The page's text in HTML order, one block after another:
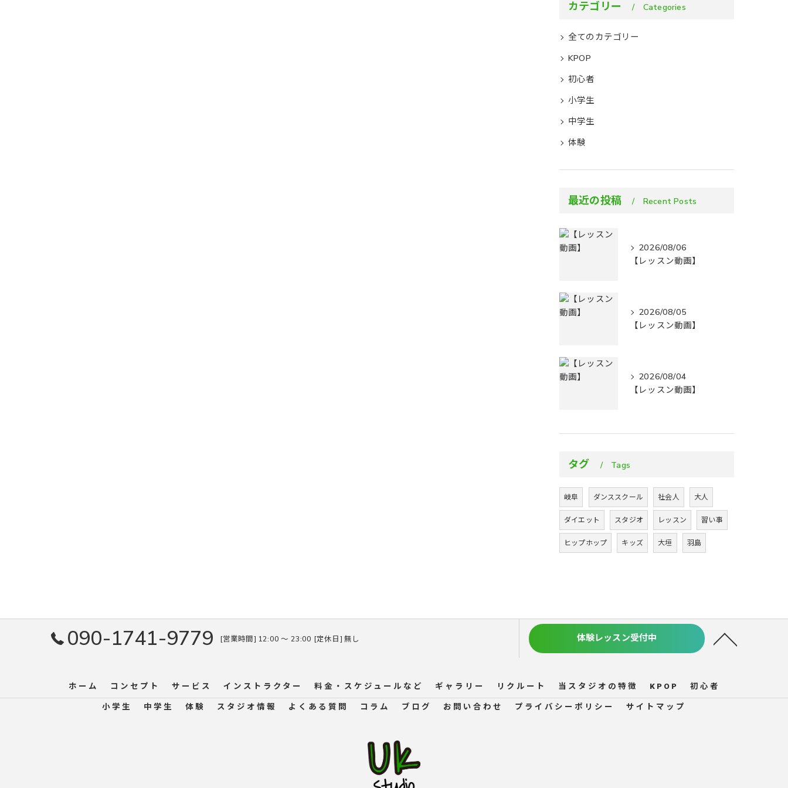
カテゴリー Categories
全てのカテゴリー
KPOP
初心者
小学生
中学生
体験
最近の投稿 Recent Posts
2026/08/06
【レッスン動画】
2026/08/05
【レッスン動画】
2026/08/04
【レッスン動画】
タグ Tags
岐阜 ダンススクール 社会人 大人
ダイエット スタジオ レッスン 習い事
ヒップホップ キッズ 大垣 羽島
090-1741-9779 [営業時間] 12:00 〜 23:00 [定休日] 無し 体験レッスン受付中
ホーム コンセプト サービス インストラクター 料金・スケジュールなど ギャラリー リクルート 当スタジオの特徴 KPOP 初心者
小学生 中学生 体験 スタジオ情報 よくある質問 コラム ブログ お問い合わせ プライバシーポリシー サイトマップ